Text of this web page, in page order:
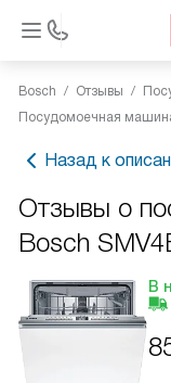
Bosch Отзывы
Посудомоечная
Назад к
Отзывы о
Bosch
В